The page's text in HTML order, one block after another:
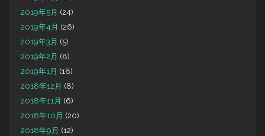
2019年5月 (24)
2019年4月 (26)
2019年3月 (5)
2019年2月 (8)
2019年1月 (18)
2018年12月 (8)
2018年11月 (6)
2018年10月 (20)
2018年9月 (12)